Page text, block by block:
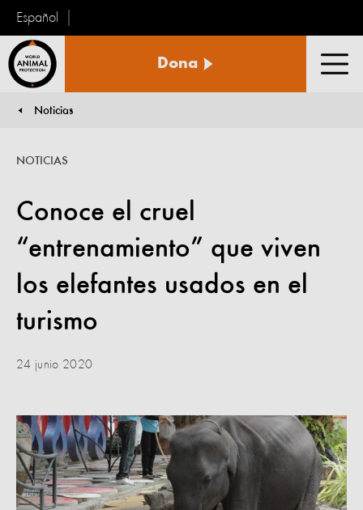
Español
Animal
Dona
Noticias
Conoce el cruel
“entrenamiento” que viven
los elefantes usados en el
turismo
NOTICIAS
24 junio 2020